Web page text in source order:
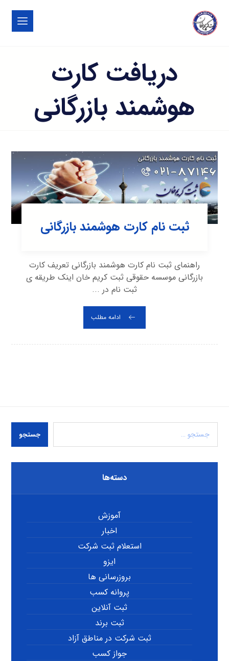
دریافت کارت
هوشمند بازرگانی
ثبت نام کارت هوشمند بازرگانی
راهنمای ثبت نام کارت هوشمند بازرگانی تعریف کارت
بازرگانی موسسه حقوقی ثبت کریم خان اینک طریقه ی
ثبت نام در ...
ادامه مطلب
جستجو
دسته‌ها
آموزش
اخبار
استعلام ثبت شرکت
ایزو
بروزرسانی ها
پروانه کسب
ثبت آنلاین
ثبت برند
ثبت شرکت در مناطق آزاد
جواز کسب